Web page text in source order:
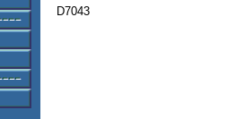
D7043